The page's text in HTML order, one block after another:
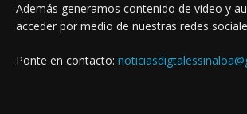
Además generamos contenido de video y
acceder por medio de nuestras redes
Ponte en contacto: